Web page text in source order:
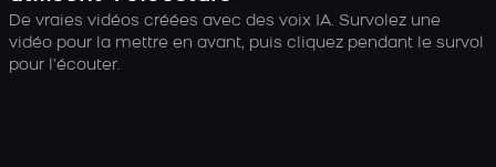
De vraies vidéos créées avec des voix IA. Survolez une
vidéo pour la mettre en avant, puis cliquez pendant le survol
pour l’écouter.